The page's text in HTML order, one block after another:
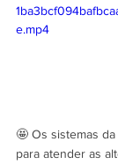
e.mp4
🤩 Os sistemas
para atender as